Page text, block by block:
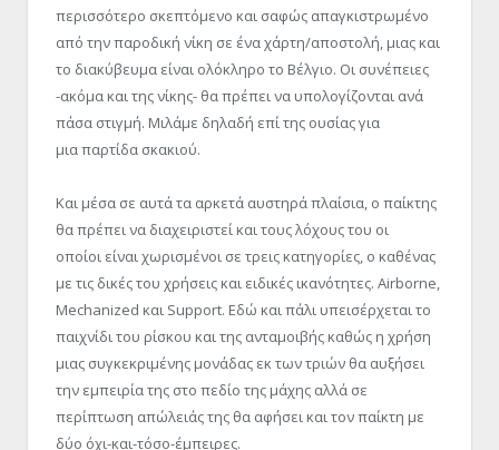
περισσότερο σκεπτόμενο και σαφώς απαγκιστρωμένο
από την παροδική νίκη σε ένα χάρτη/αποστολή, μιας και
το διακύβευμα είναι ολόκληρο το Βέλγιο. Οι συνέπειες
-ακόμα και της νίκης- θα πρέπει να υπολογίζονται ανά
πάσα στιγμή. Μιλάμε δηλαδή επί της ουσίας για
μια παρτίδα σκακιού.
Και μέσα σε αυτά τα αρκετά αυστηρά πλαίσια, ο παίκτης
θα πρέπει να διαχειριστεί και τους λόχους του οι
οποίοι είναι χωρισμένοι σε τρεις κατηγορίες, ο καθένας
με τις δικές του χρήσεις και ειδικές ικανότητες. Airborne,
Mechanized και Support. Εδώ και πάλι υπεισέρχεται το
παιχνίδι του ρίσκου και της ανταμοιβής καθώς η χρήση
μιας συγκεκριμένης μονάδας εκ των τριών θα αυξήσει
την εμπειρία της στο πεδίο της μάχης αλλά σε
περίπτωση απώλειάς της θα αφήσει και τον παίκτη με
δύο όχι-και-τόσο-έμπειρες.